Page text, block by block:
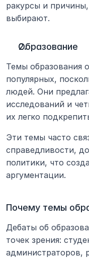
ракурсы и
выбирают.
Образование
Темы образования
популярных,
людей. Они
исследований и
их легко
Эти темы часто
справедливости,
политики, что
аргументации.
Почему темы
Дебаты об
точек зрения:
администраторов,